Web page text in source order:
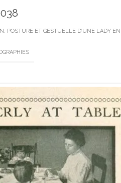
038
POSTURE ET GESTUELLE D’UNE LADY